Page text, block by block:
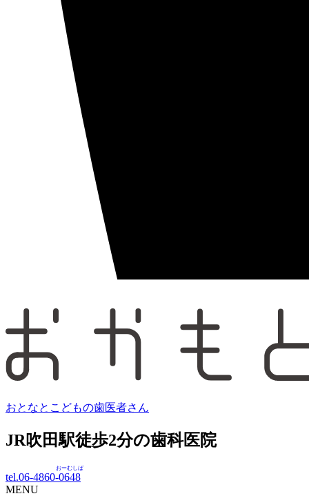
おとなとこどもの歯医者さん
JR吹田駅徒歩2分の歯科医院
tel.06-4860-0648
おーむしば
MENU